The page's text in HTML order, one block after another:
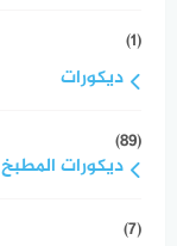
(1)
ديكورات
(89)
ديكورات المطبخ
(7)